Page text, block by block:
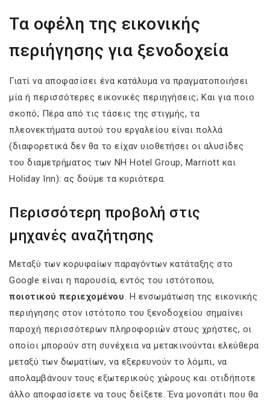
Τα οφέλη της εικονικής
περιήγησης για ξενοδοχεία
Γιατί να αποφασίσει ένα κατάλυμα να πραγματοποιήσει
μία ή περισσότερες εικονικές περιηγήσεις; Και για ποιο
σκοπό; Πέρα από τις τάσεις της στιγμής, τα
πλεονεκτήματα αυτού του εργαλείου είναι πολλά
(διαφορετικά δεν θα το είχαν υιοθετήσει οι αλυσίδες
του διαμετρήματος των NH Hotel Group, Marriott και
Holiday Inn): ας δούμε τα κυριότερα.
Περισσότερη προβολή στις
μηχανές αναζήτησης
Μεταξύ των κορυφαίων παραγόντων κατάταξης στο
Google είναι η παρουσία, εντός του ιστότοπου,
ποιοτικού περιεχομένου. Η ενσωμάτωση της εικονικής
περιήγησης στον ιστότοπο του ξενοδοχείου σημαίνει
παροχή περισσότερων πληροφοριών στους χρήστες, οι
οποίοι μπορούν στη συνέχεια να μετακινούνται ελεύθερα
μεταξύ των δωματίων, να εξερευνούν το λόμπι, να
απολαμβάνουν τους εξωτερικούς χώρους και οτιδήποτε
άλλο αποφασίσετε να τους δείξετε. Ένα μονοπάτι που θα